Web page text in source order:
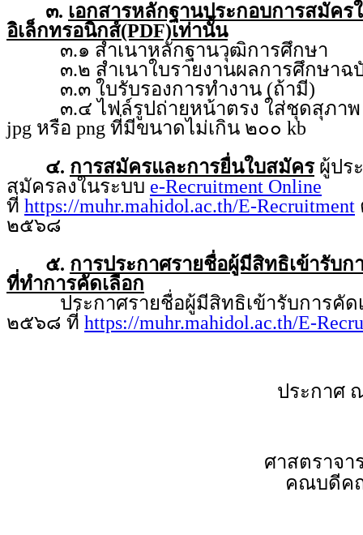
๓. เอกสารหลักฐานประกอบการสมัค
อิเล็กทรอนิกส์(PDF)เท่านั้น
๓.๑ สำเนาหลักฐานวุฒิการศึกษา
๓.๒ สำเนาใบรายงานผลการศึกษาฉ
๓.๓ ใบรับรองการทำงาน (ถ้ามี)
๓.๔ ไฟล์รูปถ่ายหน้าตรง ใส่ชุดสุภาพ ถ่
jpg หรือ png ที่มีขนาดไม่เกิน ๒๐๐ kb
๔. การสมัครและการยื่นใบสมัครผู้ปร
สมัครลงในระบบ e-Recruitment Online
ที่ https://muhr.mahidol.ac.th/E-Recruitment
๒๕๖๘
๕. การประกาศรายชื่อผู้มีสิทธิเข้ารับก
ที่ทำการคัดเลือก
ประกาศรายชื่อผู้มีสิทธิเข้ารับการคัดเ
๒๕๖๘ ที่ https://muhr.mahidol.ac.th/E-
ประกา
ศาสตราจ
คณบดีค